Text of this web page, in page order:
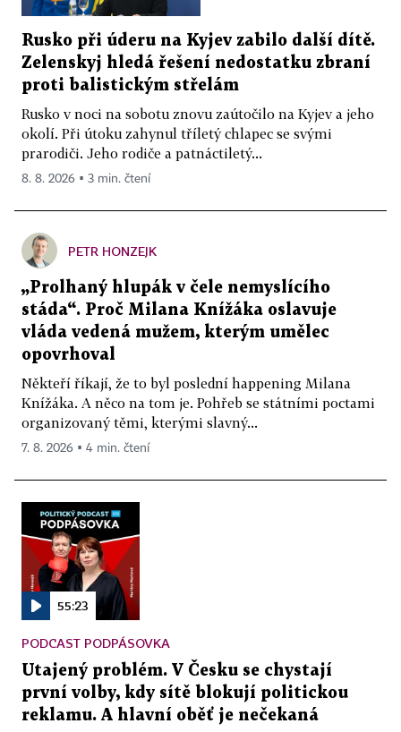
Rusko při úderu na Kyjev zabilo další dítě.
Zelenskyj hledá řešení nedostatku zbraní
proti balistickým střelám
Rusko v noci na sobotu znovu zaútočilo na Kyjev a jeho
okolí. Při útoku zahynul tříletý chlapec se svými
prarodiči. Jeho rodiče a patnáctiletý...
8. 8. 2026 ▪ 3 min. čtení
PETR HONZEJK
„Prolhaný hlupák v čele nemyslícího
stáda“. Proč Milana Knížáka oslavuje
vláda vedená mužem, kterým umělec
opovrhoval
Někteří říkají, že to byl poslední happening Milana
Knížáka. A něco na tom je. Pohřeb se státními poctami
organizovaný těmi, kterými slavný...
7. 8. 2026 ▪ 4 min. čtení
55:23
PODCAST PODPÁSOVKA
Utajený problém. V Česku se chystají
první volby, kdy sítě blokují politickou
reklamu. A hlavní oběť je nečekaná